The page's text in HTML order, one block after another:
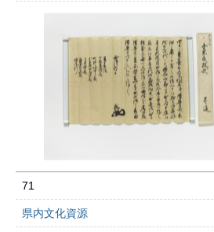
71
県内文化資源